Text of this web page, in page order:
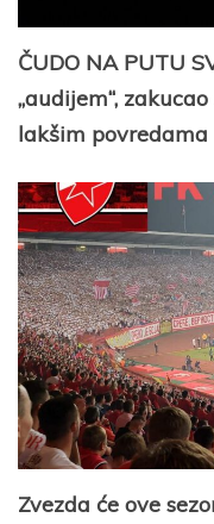
ČUDO NA PUTU
„audijem“,
lakšim povredama
Zvezda će ove